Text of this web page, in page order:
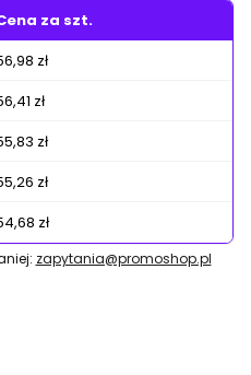
za szt.
zł
zł
zł
zł
zł
zapytania@promoshop.pl